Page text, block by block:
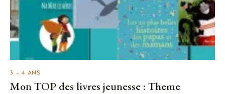
3 – 4 ANS
Mon TOP des livres jeunesse : Theme